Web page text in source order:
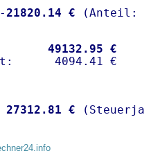
21820.14 €
49132.95 €
27312.81 €